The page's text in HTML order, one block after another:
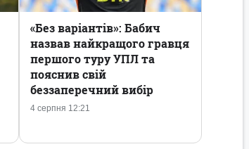
4 серпня 12:21
«Без варіантів»: Бабич
назвав найкращого гравця
першого туру УПЛ та
пояснив свій
беззаперечний вибір